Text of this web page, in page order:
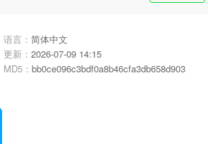
语言： 简体中文
更新： 2026-07-09 14:15
MD5： bb0ce096c3bdf0a8b46cfa3db658d903